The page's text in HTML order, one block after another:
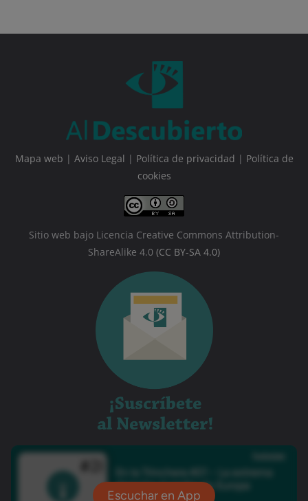
Mapa web | Aviso Legal | Política de privacidad | Política de
cookies
Sitio web bajo Licencia Creative Commons Attribution-
ShareAlike 4.0 (CC BY-SA 4.0)